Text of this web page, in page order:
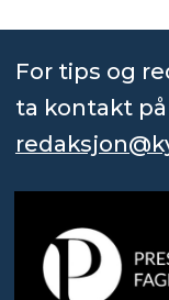
For tips og
ta kontakt på